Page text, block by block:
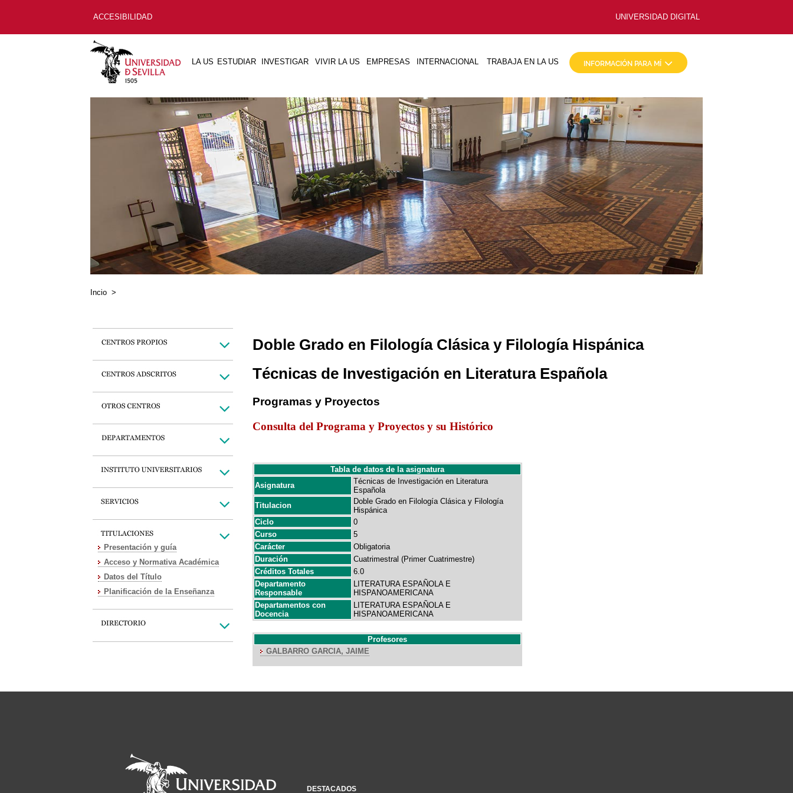
ACCESIBILIDAD UNIVERSIDAD DIGITAL
LA US ESTUDIAR INVESTIGAR VIVIR LA US EMPRESAS INTERNACIONAL TRABAJA EN LA US
Incio >
Presentación y guía
Acceso y Normativa Académica
Datos del Título
Planificación de la Enseñanza
Doble Grado en Filología Clásica y Filología Hispánica
Técnicas de Investigación en Literatura Española
Programas y Proyectos
Consulta del Programa y Proyectos y su Histórico
Tabla de datos de la asignatura
Asignatura
Técnicas de Investigación en Literatura
Española
Titulacion
Doble Grado en Filología Clásica y Filología
Hispánica
Ciclo
0
Curso
5
Carácter
Obligatoria
Duración
Cuatrimestral (Primer Cuatrimestre)
Créditos Totales
6.0
Departamento
Responsable
LITERATURA ESPAÑOLA E
HISPANOAMERICANA
Departamentos con
Docencia
LITERATURA ESPAÑOLA E
HISPANOAMERICANA
Profesores
GALBARRO GARCIA, JAIME
DESTACADOS